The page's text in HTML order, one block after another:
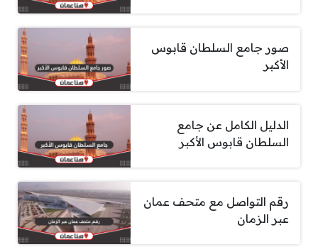
صور جامع السلطان قابوس
الأكبر
الدليل الكامل عن جامع
السلطان قابوس الأكبر
رقم التواصل مع متحف عمان
عبر الزمان